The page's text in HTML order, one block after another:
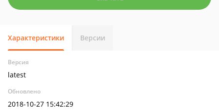
Характеристики Версии
Версия
latest
Обновлено
2018-10-27 15:42:29